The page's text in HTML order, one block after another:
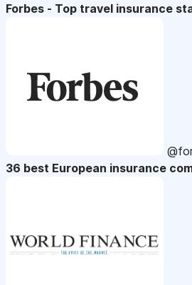
Forbes - Top travel insurance
36 best European insurance